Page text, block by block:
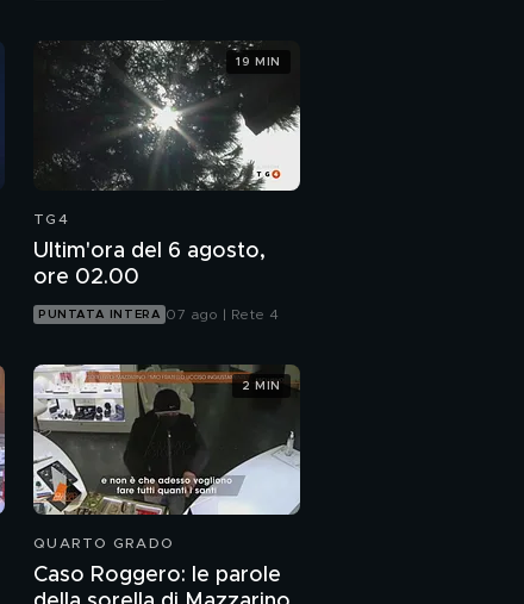
TG4
Ultim'ora del 6 agosto,
ore 02.00
PUNTATA INTERA 07 ago | Rete 4
19 MIN
QUARTO GRADO
Caso Roggero: le parole
2 MIN